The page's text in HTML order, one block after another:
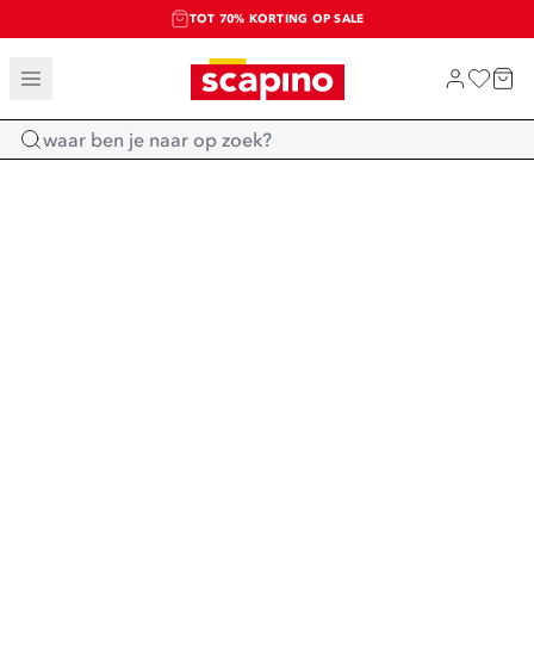
TOT 70% KORTING OP SALE
SALE: LAATSTE KANS!
SHOP NIEUW
Home